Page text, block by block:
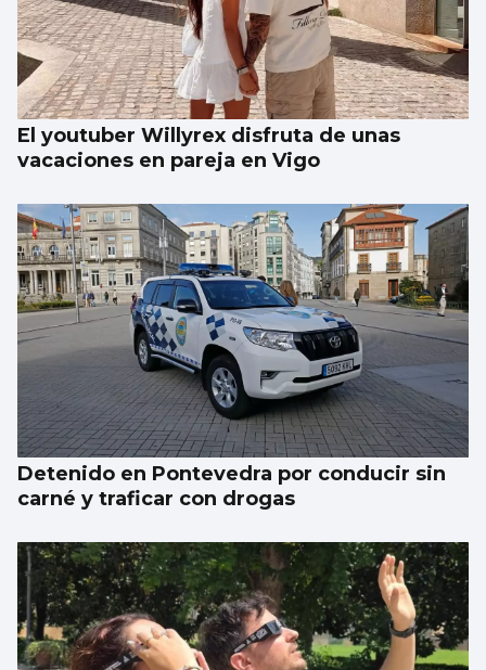
REMO
Borja con en el cuatro sin
El youtuber Willyrex disfruta de unas
vacaciones en pareja en Vigo
Detenido en Pontevedra por conducir sin
carné y traficar con drogas